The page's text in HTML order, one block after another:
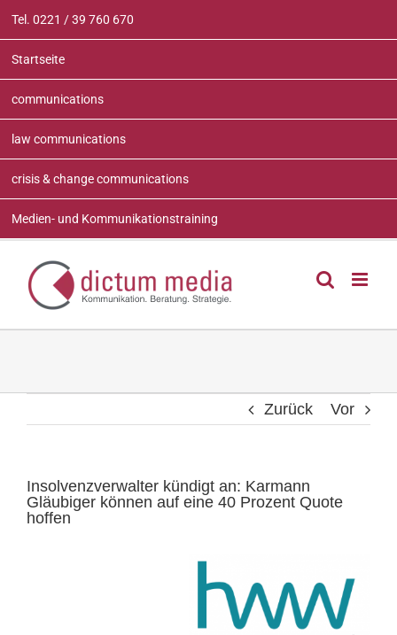
Inhalt
springen
Tel. 0221 / 39 760 670
Startseite
communications
law communications
crisis & change communications
Medien- und Kommunikationstraining
Zurück Vor
Insolvenzverwalter kündigt an: Karmann
Gläubiger können auf eine 40 Prozent Quote
hoffen